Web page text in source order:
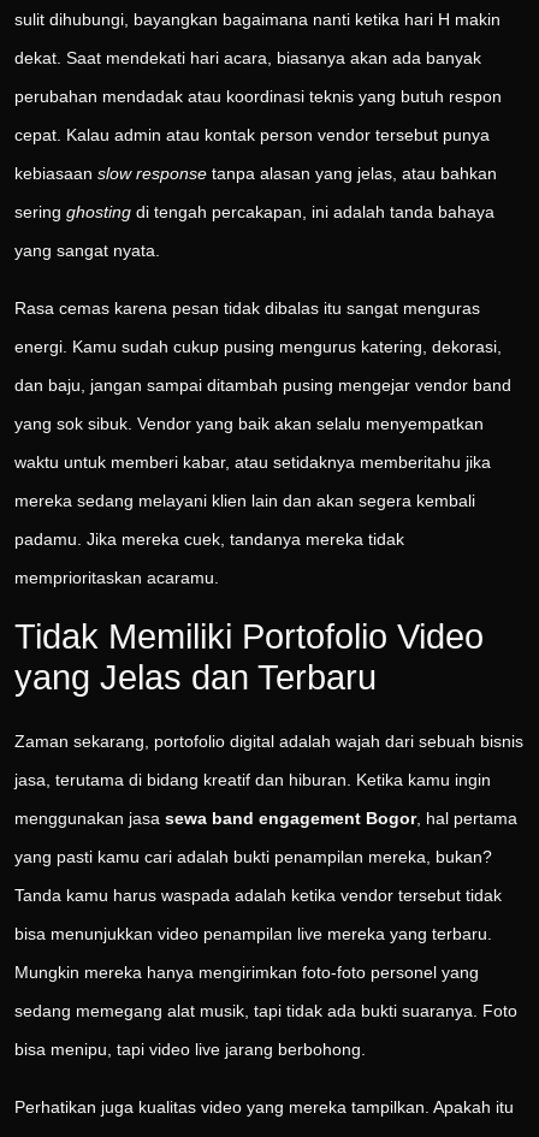
sulit dihubungi, bayangkan bagaimana nanti ketika hari H makin
dekat. Saat mendekati hari acara, biasanya akan ada banyak
perubahan mendadak atau koordinasi teknis yang butuh respon
cepat. Kalau admin atau kontak person vendor tersebut punya
kebiasaan slow response tanpa alasan yang jelas, atau bahkan
sering ghosting di tengah percakapan, ini adalah tanda bahaya
yang sangat nyata.
Rasa cemas karena pesan tidak dibalas itu sangat menguras
energi. Kamu sudah cukup pusing mengurus katering, dekorasi,
dan baju, jangan sampai ditambah pusing mengejar vendor band
yang sok sibuk. Vendor yang baik akan selalu menyempatkan
waktu untuk memberi kabar, atau setidaknya memberitahu jika
mereka sedang melayani klien lain dan akan segera kembali
padamu. Jika mereka cuek, tandanya mereka tidak
memprioritaskan acaramu.
Tidak Memiliki Portofolio Video
yang Jelas dan Terbaru
Zaman sekarang, portofolio digital adalah wajah dari sebuah bisnis
jasa, terutama di bidang kreatif dan hiburan. Ketika kamu ingin
menggunakan jasa sewa band engagement Bogor, hal pertama
yang pasti kamu cari adalah bukti penampilan mereka, bukan?
Tanda kamu harus waspada adalah ketika vendor tersebut tidak
bisa menunjukkan video penampilan live mereka yang terbaru.
Mungkin mereka hanya mengirimkan foto-foto personel yang
sedang memegang alat musik, tapi tidak ada bukti suaranya. Foto
bisa menipu, tapi video live jarang berbohong.
Perhatikan juga kualitas video yang mereka tampilkan. Apakah itu